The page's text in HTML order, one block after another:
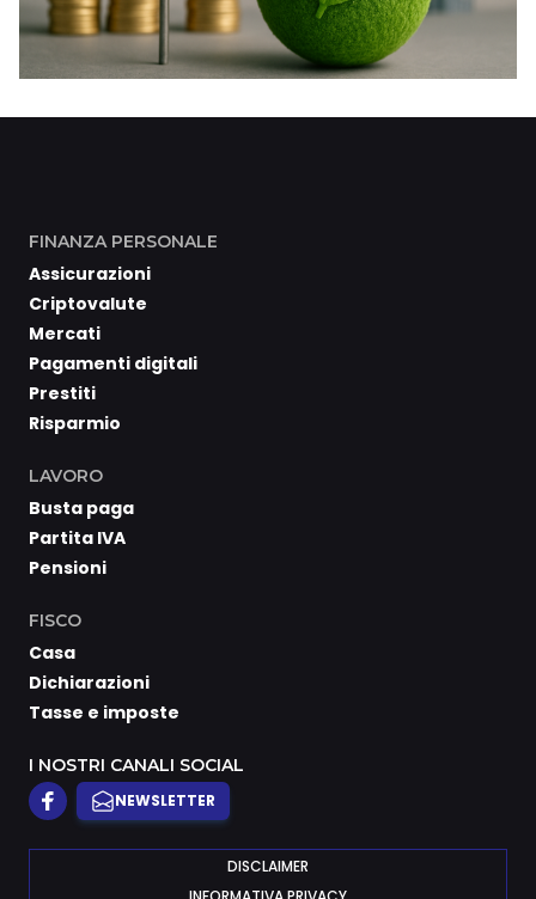
FINANZA PERSONALE
Assicurazioni
Criptovalute
Mercati
Pagamenti digitali
Prestiti
Risparmio
LAVORO
Busta paga
Partita IVA
Pensioni
FISCO
Casa
Dichiarazioni
Tasse e imposte
I NOSTRI CANALI SOCIAL
NEWSLETTER
DISCLAIMER